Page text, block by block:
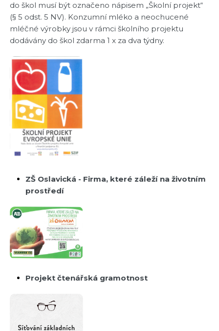
do škol musí být označeno nápisem „Školní projekt“
(§ 5 odst. 5 NV). Konzumní mléko a neochucené
mléčné výrobky jsou v rámci školního projektu
dodávány do škol zdarma 1 x za dva týdny.
ZŠ Oslavická - Firma, které záleží na životním
prostředí
Projekt čtenářská gramotnost